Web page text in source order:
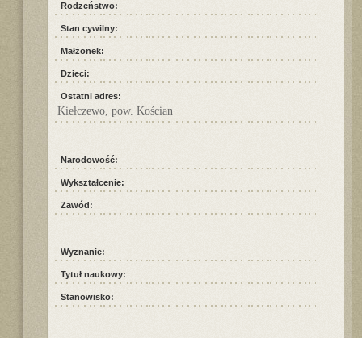
Rodzeństwo:
Stan cywilny:
Małżonek:
Dzieci:
Ostatni adres:
Kiełczewo, pow. Kościan
Narodowość:
Wykształcenie:
Zawód:
Wyznanie:
Tytuł naukowy:
Stanowisko: